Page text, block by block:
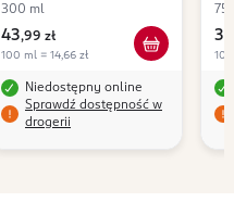
atopowa, wrażliwa, od 1.
300 ml
43,99 zł
100 ml = 14,66 zł
Niedostępny online
Sprawdź dostępność w
drogerii
75
35